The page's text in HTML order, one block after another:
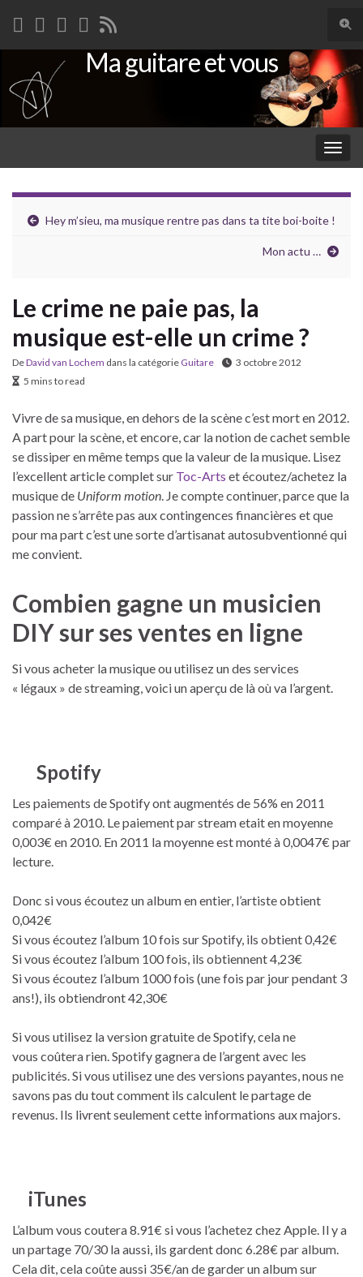
Search for:
Ma guitare et vous
Hey m’sieu, ma musique rentre pas dans ta tite boi-boite !
Mon actu …
Le crime ne paie pas, la
musique est-elle un crime ?
DeDavid van Lochem dans la catégorie Guitare
3 octobre 2012
5 mins to read
Vivre de sa musique, en dehors de la scène c’est mort en 2012.
A part pour la scène, et encore, car la notion de cachet semble
se dissiper en même temps que la valeur de la musique. Lisez
l’excellent article complet sur Toc-Arts et écoutez/achetez la
musique de Uniform motion . Je compte continuer, parce que la
passion ne s’arrête pas aux contingences financières et que
pour ma part c’est une sorte d’artisanat autosubventionné qui
me convient.
Combien gagne un musicien
DIY sur ses ventes en ligne
Si vous acheter la musique ou utilisez un des services
« légaux » de streaming, voici un aperçu de là où va l’argent.
Spotify
Les paiements de Spotify ont augmentés de 56% en 2011
comparé à 2010. Le paiement par stream etait en moyenne
0,003€ en 2010. En 2011 la moyenne est monté à 0,0047€ par
lecture.
Donc si vous écoutez un album en entier, l’artiste obtient
0,042€
Si vous écoutez l’album 10 fois sur Spotify, ils obtient 0,42€
Si vous écoutez l’album 100 fois, ils obtiennent 4,23€
Si vous écoutez l’album 1000 fois (une fois par jour pendant 3
ans!), ils obtiendront 42,30€
Si vous utilisez la version gratuite de Spotify, cela ne
vous coûtera rien. Spotify gagnera de l’argent avec les
publicités. Si vous utilisez une des versions payantes, nous ne
savons pas du tout comment ils calculent le partage de
revenus. Ils livrent seulement cette informations aux majors.
iTunes
L’album vous coutera 8.91€ si vous l’achetez chez Apple. Il y a
un partage 70/30 la aussi, ils gardent donc 6.28€ par album.
Cela dit, cela coûte aussi 35€/an de garder un album sur